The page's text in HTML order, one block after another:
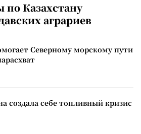
Казахстану
аграриев
Северному морскому пути
создала себе топливный кризис